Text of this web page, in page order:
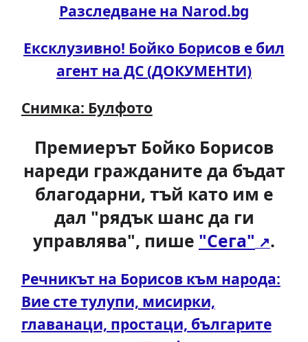
Разследване на Narod.bg
Ексклузивно! Бойко Борисов е бил
агент на ДС (ДОКУМЕНТИ)
Снимка: Булфото
Премиерът Бойко Борисов
нареди гражданите да бъдат
благодарни, тъй като им е
дал "рядък шанс да ги
управлява", пише "Сега" .
Речникът на Борисов към народа:
Вие сте тулупи, мисирки,
главанаци, простаци, българите